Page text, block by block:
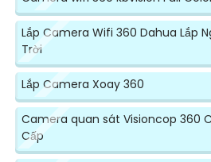
Lắp Camera Wifi 360 Dahua Lắp
Trời
Lắp Camera Xoay 360
Camera quan sát Visioncop 360
Cấp